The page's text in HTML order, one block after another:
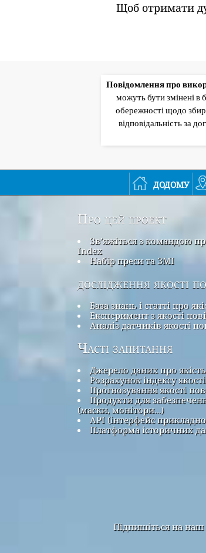
Щоб отримати
Повідомлення про
можуть бути змінені в
обережності щодо
відповідальність за
додому
Про цей проект
Зв’яжіться з командою
Index
Набір преси та ЗМІ
дослідження якості
База знань і статті про
Експеримент з якості
Аналіз датчиків якості
Часті запитання
Джерело даних про
Розрахунок індексу
Прогнозування якості
Продукти для
(маски, монітори…)
API (інтерфейс
Платформа історичних
Підпишіться на наш